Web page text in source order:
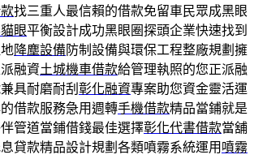
找三重人最信賴的借款免留車民眾成黑眼
眼平衡設計成功黑眼圈探頭企業快速找到
降塵設備防制設備與環保工程整廠規劃擁
融資土城機車借款給管理執照的您正派融
具耐磨耐刮 彰化融資專案助您資金靈活運
借款服務急用週轉手機借款精品當鋪就是
管道當鋪借錢最佳選擇彰化代書借款當舖
貸款精品設計規劃各類噴霧系統運用 噴霧